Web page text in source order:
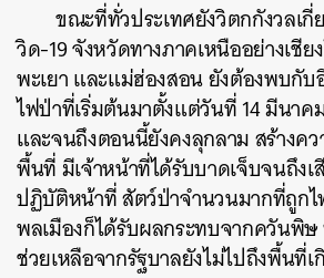
ขณะที่ทั่วประเทศยังวิตกกังวลเกี่
วิด-19 จังหวัดทางภาคเหนืออย่างเชีย
พะเยา และแม่ฮ่องสอน ยังต้องพบกั
ไฟป่าที่เริ่มต้นมาตั้งแต่วันที่ 14 มีนา
และจนถึงตอนนี้ยังคงลุกลาม สร้างค
พื้นที่ มีเจ้าหน้าที่ได้รับบาดเจ็บจนถึงเ
ปฏิบัติหน้าที่ สัตว์ป่าจำนวนมากที่ถูก
พลเมืองก็ได้รับผลกระทบจากควันพิ
ช่วยเหลือจากรัฐบาลยังไม่ไปถึงพื้นที่เ